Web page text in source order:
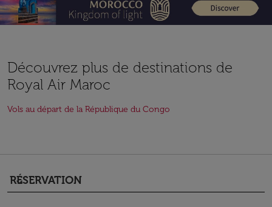
Découvrez plus de destinations de
Royal Air Maroc
Vols au départ de la République du Congo
RÉSERVATION
keyboard_arrow_down